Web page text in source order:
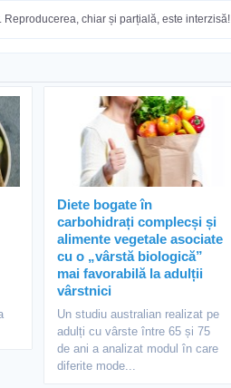
chiar și parțială, este interzisă!
Diete bogate în
carbohidrați complecși și
alimente vegetale asociate
cu o „vârstă biologică”
mai favorabilă la adulții
vârstnici
Un studiu australian realizat pe
adulți cu vârste între 65 și 75
de ani a analizat modul în care
diferite mode...